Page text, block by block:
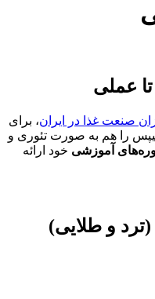
عملی
صنعت غذا در ایران، برای
را هم به صورت تئوری و
آموزشی خود ارائه
و طلایی)